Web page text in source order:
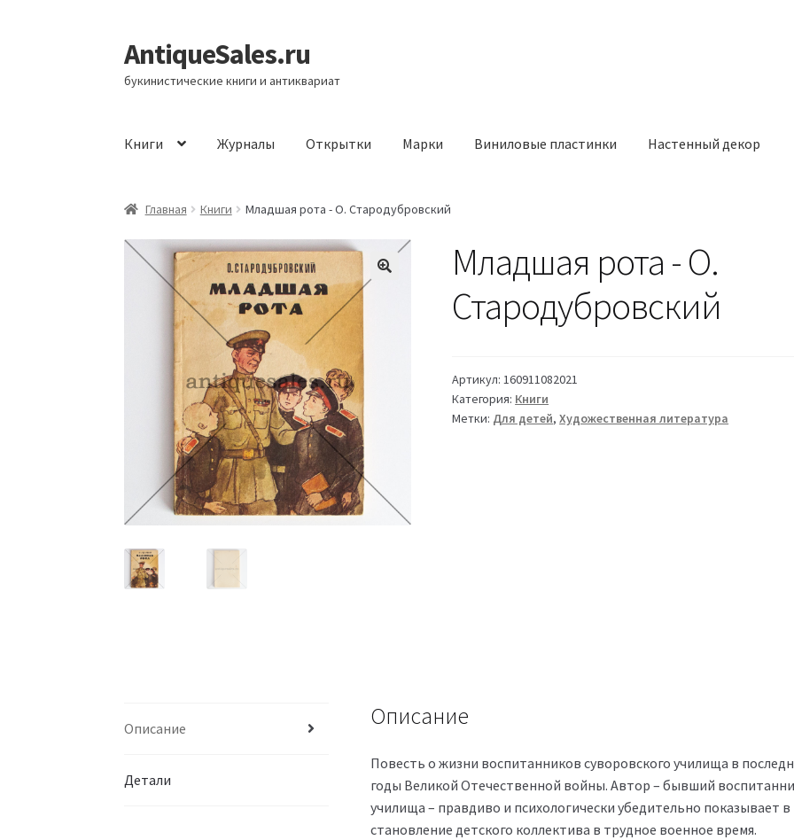
Перейти
к
навигации
Перейти
к
содержимому
AntiqueSales.ru
букинистические книги и антиквариат
Книги Журналы Открытки Марки Виниловые пластинки Настенный декор
ГлавнаяГлавная Книги Младшая рота - О. Стародубровский
Младшая рота - О.
Стародубровский
Артикул:160911082021
Категория: Книги
Метки: Для детей,Художественная литература
Описание
Детали
Описание
Повесть о жизни воспитанников суворовского училища в
годы Великой Отечественной войны. Автор – бывший
училища – правдиво и психологически убедительно показывает в
становление детского коллектива в трудное военное время.